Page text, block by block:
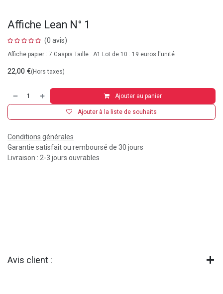
Affiche Lean N° 1
(0 avis)
Affiche papier : 7 Gaspis Taille : A1 Lot de 10 : 19 euros l'unité
22,00 €(Hors taxes)
Ajouter au panier
Ajouter à la liste de souhaits
Conditions générales
Garantie satisfait ou remboursé de 30 jours
Livraison : 2-3 jours ouvrables
Avis client :